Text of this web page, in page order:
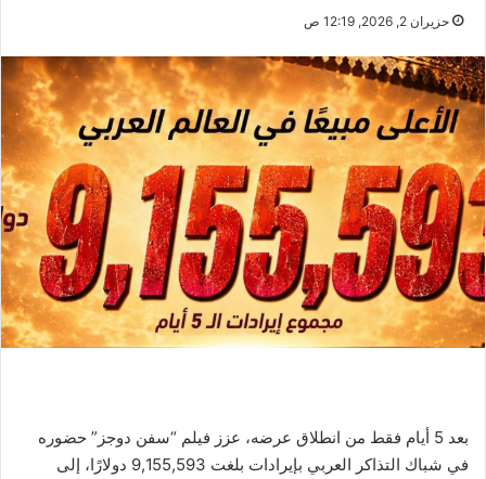
حزيران 2, 2026, 12:19 ص
بعد 5 أيام فقط من انطلاق عرضه، عزز فيلم “سفن دوجز” حضوره
في شباك التذاكر العربي بإيرادات بلغت 9,155,593 دولارًا، إلى